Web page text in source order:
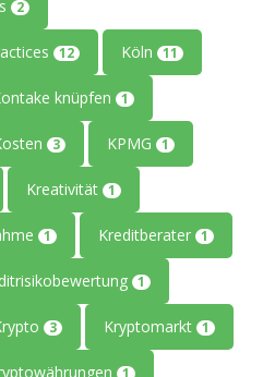
2
12 Köln 11
knüpfen 1
3 KPMG 1
Kreativität 1
1 Kreditberater 1
1
3 Kryptomarkt 1
1